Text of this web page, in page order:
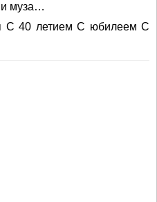
муза…
С 40 летием С юбилеем С